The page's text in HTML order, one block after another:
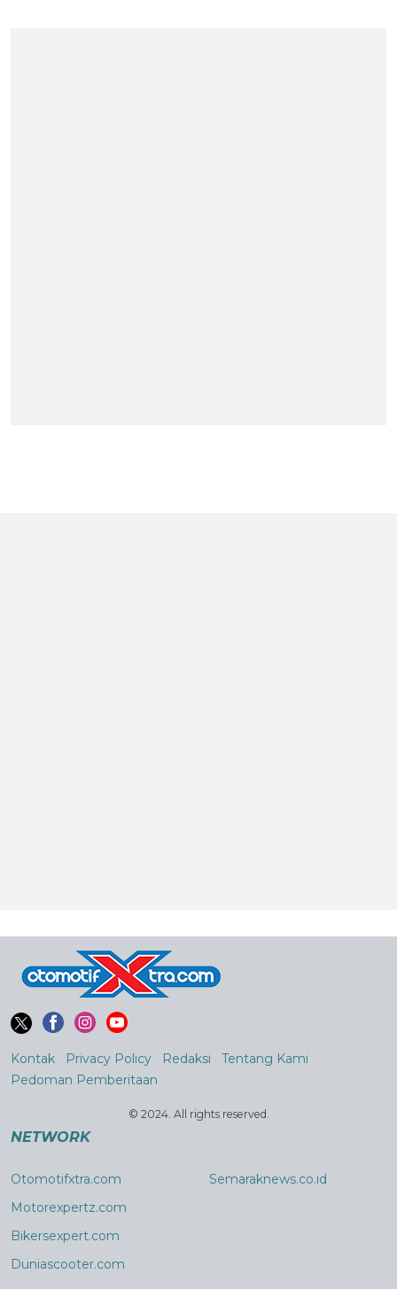
Kontak Privacy Policy Redaksi
Tentang Kami
Pedoman Pemberitaan
© 2024. All rights reserved.
NETWORK
Otomotifxtra.com
Motorexpertz.com
Bikersexpert.com
Duniascooter.com
Semaraknews.co.id